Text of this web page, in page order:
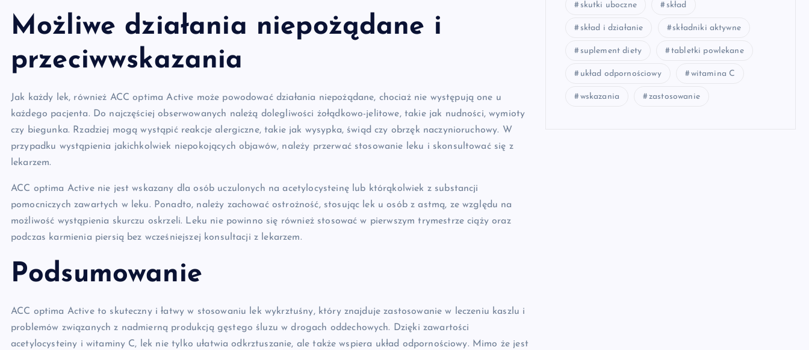
Możliwe działania niepożądane i
przeciwwskazania
Jak każdy lek, również ACC optima Active może powodować działania niepożądane, chociaż nie występują one u
każdego pacjenta. Do najczęściej obserwowanych należą dolegliwości żołądkowo-jelitowe, takie jak nudności, wymioty
czy biegunka. Rzadziej mogą wystąpić reakcje alergiczne, takie jak wysypka, świąd czy obrzęk naczynioruchowy. W
przypadku wystąpienia jakichkolwiek niepokojących objawów, należy przerwać stosowanie leku i skonsultować się z
lekarzem.
ACC optima Active nie jest wskazany dla osób uczulonych na acetylocysteinę lub którąkolwiek z substancji
pomocniczych zawartych w leku. Ponadto, należy zachować ostrożność, stosując lek u osób z astmą, ze względu na
możliwość wystąpienia skurczu oskrzeli. Leku nie powinno się również stosować w pierwszym trymestrze ciąży oraz
podczas karmienia piersią bez wcześniejszej konsultacji z lekarzem.
Podsumowanie
ACC optima Active to skuteczny i łatwy w stosowaniu lek wykrztuśny, który znajduje zastosowanie w leczeniu kaszlu i
problemów związanych z nadmierną produkcją gęstego śluzu w drogach oddechowych. Dzięki zawartości
acetylocysteiny i witaminy C, lek nie tylko ułatwia odkrztuszanie, ale także wspiera układ odpornościowy. Mimo że jest
skutki uboczne skład
skład i działanie składniki aktywne
suplement diety tabletki powlekane
układ odpornościowy witamina C
wskazania zastosowanie